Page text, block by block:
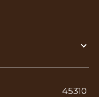
TRAD_ZEPHYR_Valeurs
45310